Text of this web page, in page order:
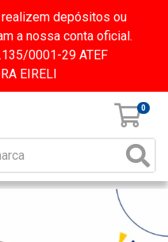
realizem depósitos ou
a nossa conta oficial.
0001-29 ATEF
EIRELI
0